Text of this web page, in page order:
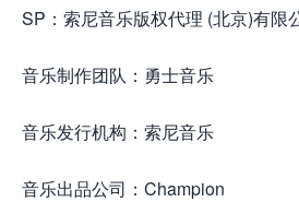
SP：索尼音乐版权代理 (北京)有限
音乐制作团队：勇士音乐
音乐发行机构：索尼音乐
音乐出品公司：Champion